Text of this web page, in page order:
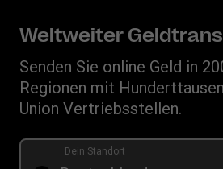
Währungsrechner
Swift/BIC
Handy-Guthaben aufladen
Datenschutzerklärung
Weltweiter
Senden Sie online Geld in
Regionen mit
Union Vertriebsstellen.
Dein Standort